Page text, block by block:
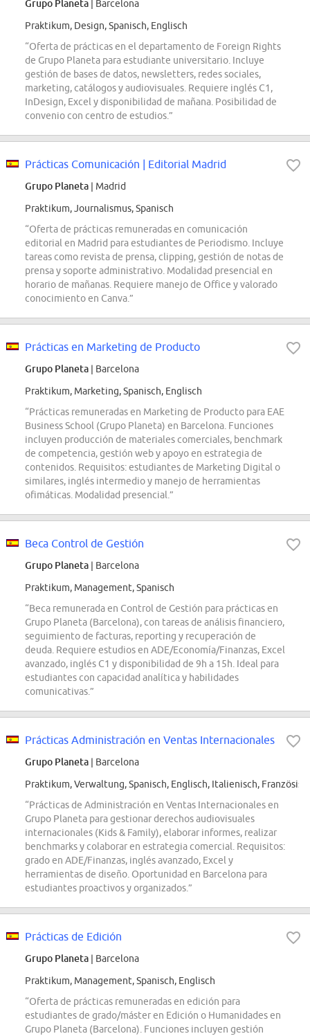
Grupo Planeta | Barcelona
Praktikum, Design, Spanisch, Englisch
“Oferta de prácticas en el departamento de Foreign Rights
de Grupo Planeta para estudiante universitario. Incluye
gestión de bases de datos, newsletters, redes sociales,
marketing, catálogos y audiovisuales. Requiere inglés C1,
InDesign, Excel y disponibilidad de mañana. Posibilidad de
convenio con centro de estudios.”
Prácticas Comunicación | Editorial Madrid
Grupo Planeta | Madrid
Praktikum, Journalismus, Spanisch
“Oferta de prácticas remuneradas en comunicación
editorial en Madrid para estudiantes de Periodismo. Incluye
tareas como revista de prensa, clipping, gestión de notas de
prensa y soporte administrativo. Modalidad presencial en
horario de mañanas. Requiere manejo de Office y valorado
conocimiento en Canva.”
Prácticas en Marketing de Producto
Grupo Planeta | Barcelona
Praktikum, Marketing, Spanisch, Englisch
“Prácticas remuneradas en Marketing de Producto para EAE
Business School (Grupo Planeta) en Barcelona. Funciones
incluyen producción de materiales comerciales, benchmark
de competencia, gestión web y apoyo en estrategia de
contenidos. Requisitos: estudiantes de Marketing Digital o
similares, inglés intermedio y manejo de herramientas
ofimáticas. Modalidad presencial.”
Beca Control de Gestión
Grupo Planeta | Barcelona
Praktikum, Management, Spanisch
“Beca remunerada en Control de Gestión para prácticas en
Grupo Planeta (Barcelona), con tareas de análisis financiero,
seguimiento de facturas, reporting y recuperación de
deuda. Requiere estudios en ADE/Economía/Finanzas, Excel
avanzado, inglés C1 y disponibilidad de 9h a 15h. Ideal para
estudiantes con capacidad analítica y habilidades
comunicativas.”
Prácticas Administración en Ventas Internacionales
Grupo Planeta | Barcelona
Praktikum, Verwaltung, Spanisch, Englisch, Italienisch,
“Prácticas de Administración en Ventas Internacionales en
Grupo Planeta para gestionar derechos audiovisuales
internacionales (Kids & Family), elaborar informes, realizar
benchmarks y colaborar en estrategia comercial. Requisitos:
grado en ADE/Finanzas, inglés avanzado, Excel y
herramientas de diseño. Oportunidad en Barcelona para
estudiantes proactivos y organizados.”
Prácticas de Edición
Grupo Planeta | Barcelona
Praktikum, Management, Spanisch, Englisch
“Oferta de prácticas remuneradas en edición para
estudiantes de grado/máster en Edición o Humanidades en
Grupo Planeta (Barcelona). Funciones incluyen gestión